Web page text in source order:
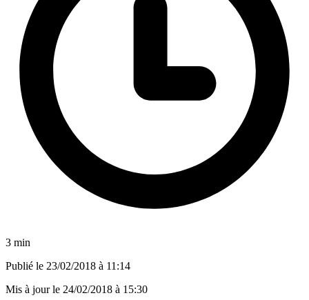
3 min
Publié le 23/02/2018 à 11:14
Mis à jour le 24/02/2018 à 15:30